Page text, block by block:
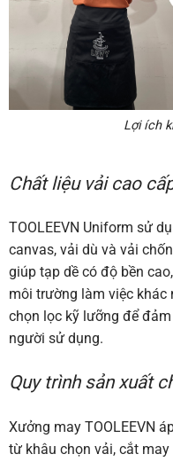
Lợi ích
Chất liệu vải cao
TOOLEEVN Uniform sử
canvas, vải dù và vải
giúp tạp dề có độ bền
môi trường làm việc
chọn lọc kỹ lưỡng để
người sử dụng.
Quy trình sản xuất
Xưởng may TOOLEEVN
từ khâu chọn vải, cắt